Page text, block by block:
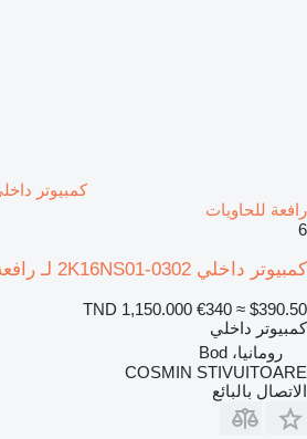
رافعة للحاويات
6
كمبيوتر داخلي 2K16NS01-0302 لـ رافعة للحاويات
TND 1,150.000 €340 ≈ $390.50
كمبيوتر داخلي
رومانيا، Bod
COSMIN STIVUITOARE
الاتصال بالبائع